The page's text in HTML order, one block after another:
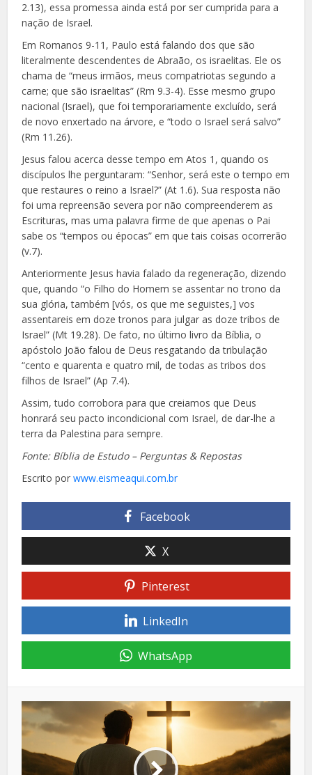
2.13), essa promessa ainda está por ser cumprida para a
nação de Israel.
Em Romanos 9-11, Paulo está falando dos que são
literalmente descendentes de Abraão, os israelitas. Ele os
chama de “meus irmãos, meus compatriotas segundo a
carne; que são israelitas” (Rm 9.3-4). Esse mesmo grupo
nacional (Israel), que foi temporariamente excluído, será
de novo enxertado na árvore, e “todo o Israel será salvo”
(Rm 11.26).
Jesus falou acerca desse tempo em Atos 1, quando os
discípulos lhe perguntaram: “Senhor, será este o tempo em
que restaures o reino a Israel?” (At 1.6). Sua resposta não
foi uma repreensão severa por não compreenderem as
Escrituras, mas uma palavra firme de que apenas o Pai
sabe os “tempos ou épocas” em que tais coisas ocorrerão
(v.7).
Anteriormente Jesus havia falado da regeneração, dizendo
que, quando “o Filho do Homem se assentar no trono da
sua glória, também [vós, os que me seguistes,] vos
assentareis em doze tronos para julgar as doze tribos de
Israel” (Mt 19.28). De fato, no último livro da Bíblia, o
apóstolo João falou de Deus resgatando da tribulação
“cento e quarenta e quatro mil, de todas as tribos dos
filhos de Israel” (Ap 7.4).
Assim, tudo corrobora para que creiamos que Deus
honrará seu pacto incondicional com Israel, de dar-lhe a
terra da Palestina para sempre.
Fonte: Bíblia de Estudo – Perguntas & Repostas
Escrito porwww.eismeaqui.com.br
Facebook
X
Pinterest
LinkedIn
WhatsApp